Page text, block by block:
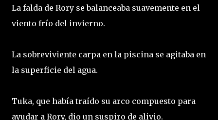
La falda de Rory se balanceaba suavemente en el
viento frío del invierno.
La sobreviviente carpa en la piscina se agitaba en
la superficie del agua.
Tuka, que había traído su arco compuesto para
ayudar a Rory, dio un suspiro de alivio.